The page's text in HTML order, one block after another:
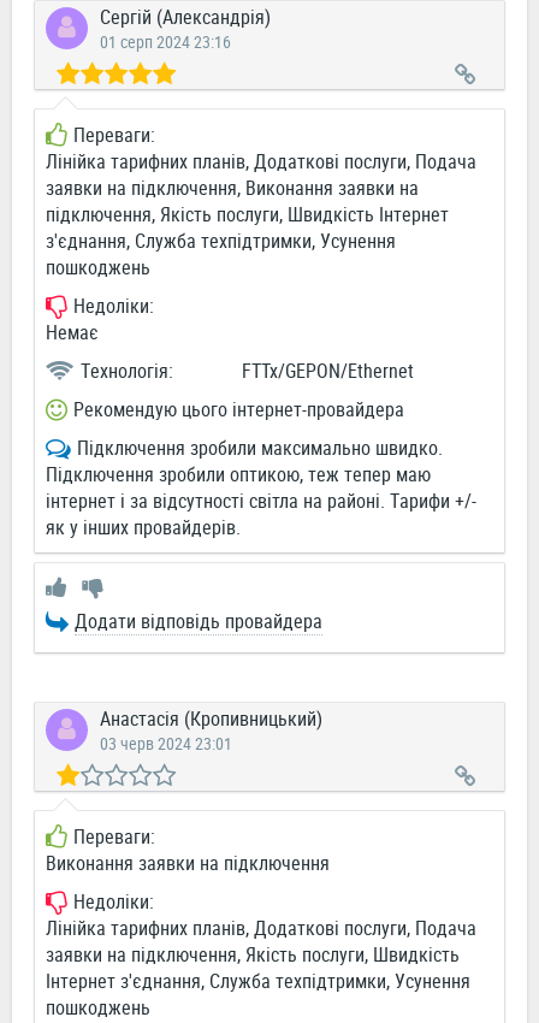
Сергій (Александрія)
01 серп 2024 23:16
Переваги:
Лінійка тарифних планів, Додаткові послуги, Подача
заявки на підключення, Виконання заявки на
підключення, Якість послуги, Швидкість Інтернет
з'єднання, Служба техпідтримки, Усунення
пошкоджень
Недоліки:
Немає
Технологія:
FTTx/GEPON/Ethernet
Рекомендую цього інтернет-провайдера
Підключення зробили максимально швидко.
Підключення зробили оптикою, теж тепер маю
інтернет і за відсутності світла на районі. Тарифи +/-
як у інших провайдерів.
Додати відповідь провайдера
Анастасія (Кропивницький)
03 черв 2024 23:01
Переваги:
Виконання заявки на підключення
Недоліки:
Лінійка тарифних планів, Додаткові послуги, Подача
заявки на підключення, Якість послуги, Швидкість
Інтернет з'єднання, Служба техпідтримки, Усунення
пошкоджень